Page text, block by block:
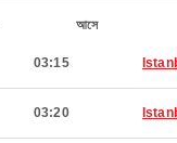
আসে
03:15
03:20